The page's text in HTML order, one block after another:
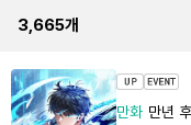
3,665개
만화 만년